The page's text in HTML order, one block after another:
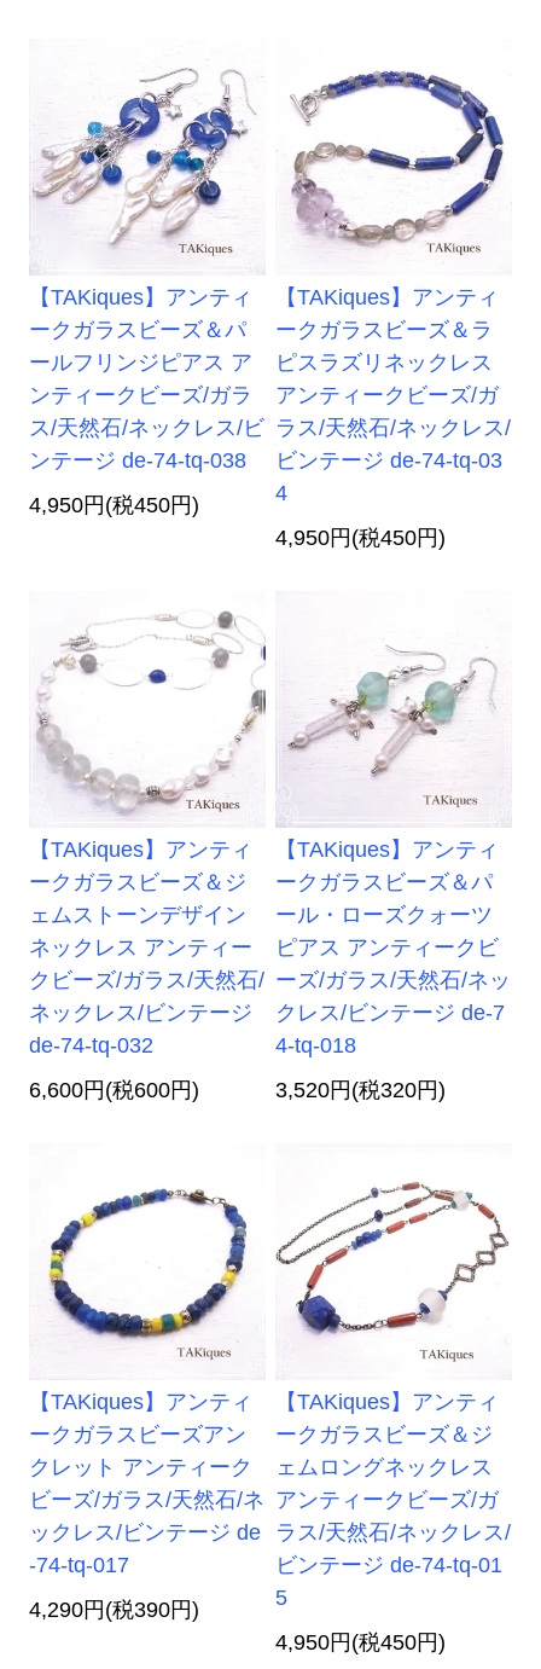
【TAKiques】アンティ
ークガラスビーズ＆パ
ールフリンジピアス ア
ンティークビーズ/ガラ
ス/天然石/ネックレス/ビ
ンテージ de-74-tq-038
4,950円(税450円)
【TAKiques】アンティ
ークガラスビーズ＆ラ
ピスラズリネックレス
アンティークビーズ/ガ
ラス/天然石/ネックレス/
ビンテージ de-74-tq-03
4
4,950円(税450円)
【TAKiques】アンティ
ークガラスビーズ＆ジ
ェムストーンデザイン
ネックレス アンティー
クビーズ/ガラス/天然石/
ネックレス/ビンテージ
de-74-tq-032
6,600円(税600円)
【TAKiques】アンティ
ークガラスビーズ＆パ
ール・ローズクォーツ
ピアス アンティークビ
ーズ/ガラス/天然石/ネッ
クレス/ビンテージ de-7
4-tq-018
3,520円(税320円)
【TAKiques】アンティ
ークガラスビーズアン
クレット アンティーク
ビーズ/ガラス/天然石/ネ
ックレス/ビンテージ de
-74-tq-017
4,290円(税390円)
【TAKiques】アンティ
ークガラスビーズ＆ジ
ェムロングネックレス
アンティークビーズ/ガ
ラス/天然石/ネックレス/
ビンテージ de-74-tq-01
5
4,950円(税450円)